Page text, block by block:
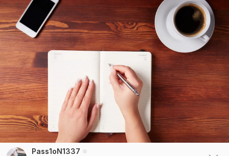
Pass1oN1337